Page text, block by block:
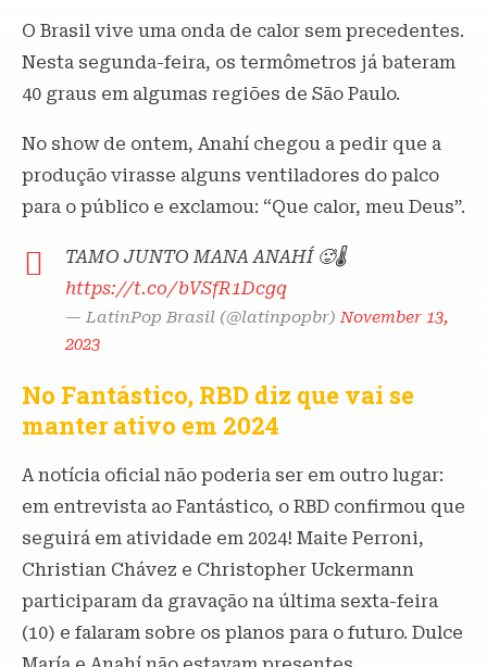
O Brasil vive uma onda de calor sem precedentes.
Nesta segunda-feira, os termômetros já bateram
40 graus em algumas regiões de São Paulo.
No show de ontem, Anahí chegou a pedir que a
produção virasse alguns ventiladores do palco
para o público e exclamou: “Que calor, meu Deus”.
TAMO JUNTO MANA ANAHÍ 🥵🌡
https://t.co/bVSfR1Dcgq
— LatinPop Brasil (@latinpopbr)November 13,
2023
No Fantástico, RBD diz que vai se
manter ativo em 2024
A notícia oficial não poderia ser em outro lugar:
em entrevista ao Fantástico, o RBD confirmou que
seguirá em atividade em 2024! Maite Perroni,
Christian Chávez e Christopher Uckermann
participaram da gravação na última sexta-feira
(10) e falaram sobre os planos para o futuro. Dulce